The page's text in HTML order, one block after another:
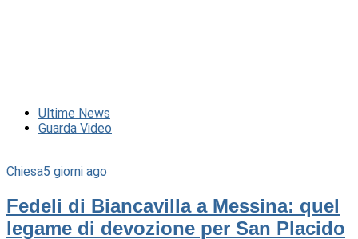
Ultime News
Guarda Video
Chiesa5 giorni ago
Fedeli di Biancavilla a Messina: quel
legame di devozione per San Placido